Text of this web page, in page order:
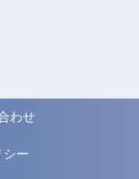
わせ
シー